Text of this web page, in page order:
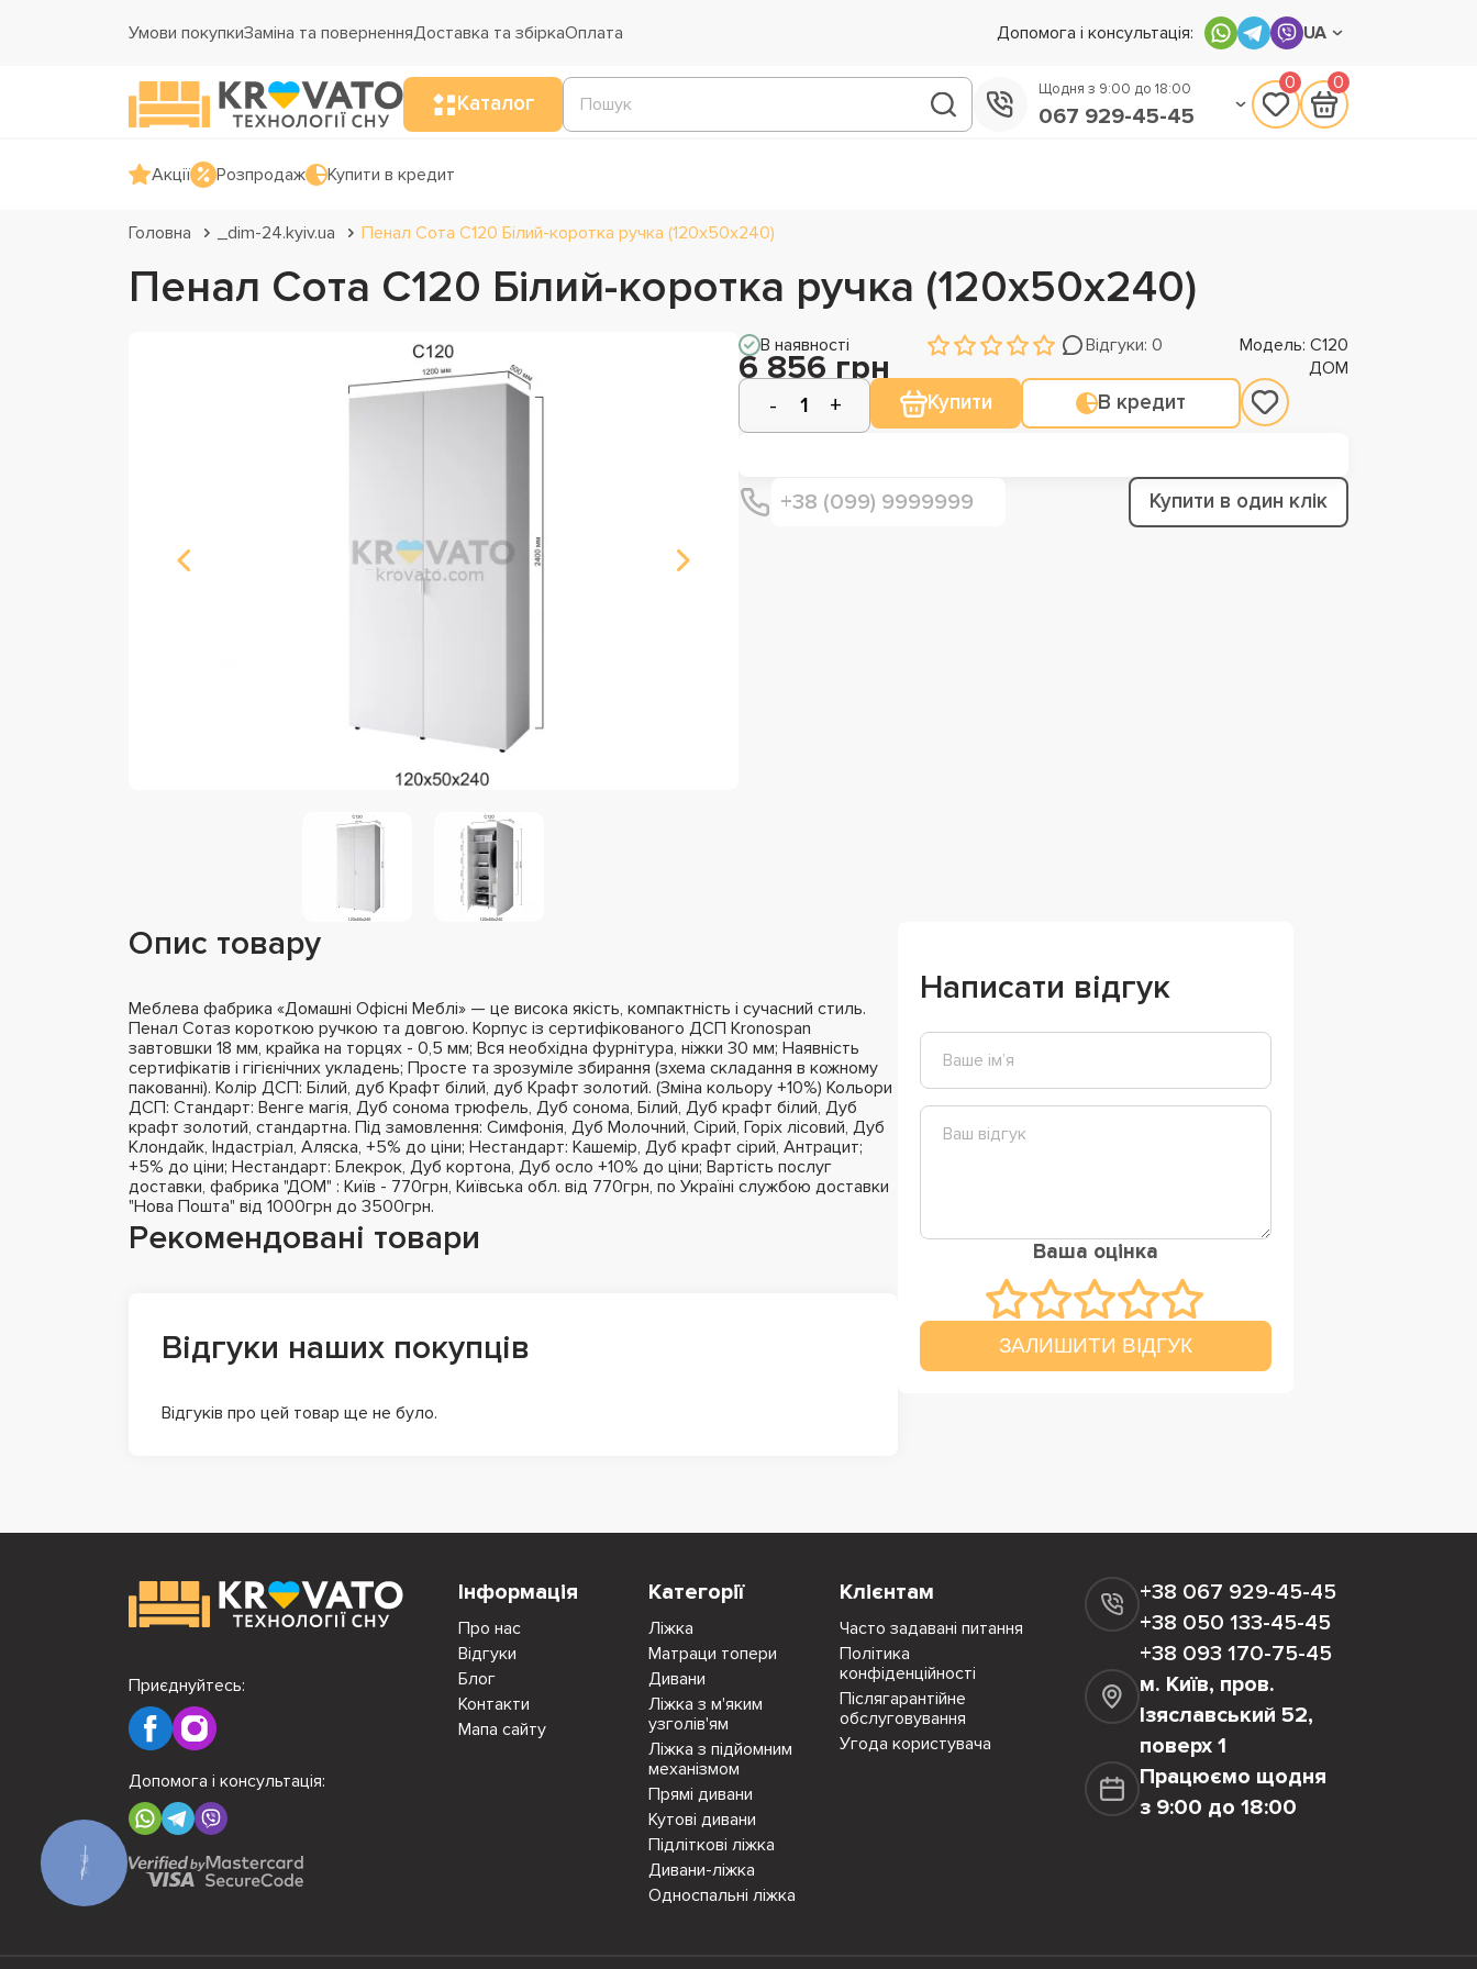
Умови покупкиЗаміна та поверненняДоставка та збіркаОплата Допомога і консультація: UA
Каталог
Щодня з 9:00 до 18:00
067 929-45-45
0 0
Акції Розпродаж Купити в кредит
Головна _dim-24.kyiv.ua Пенал Сота С120 Білий-коротка ручка (120х50х240)
Пенал Сота С120 Білий-коротка ручка (120х50х240)
В наявності Відгуки: 0 Модель: С120
6 856 грн ДОМ
Купити В кредит
Купити в один клік
Опис товару
Меблева фабрика «Домашні Офісні Меблі» — це висока якість, компактність і сучасний стиль.
Пенал Сотаз короткою ручкою та довгою. Корпус із сертифікованого ДСП Kronospan
завтовшки 18 мм, крайка на торцях - 0,5 мм; Вся необхідна фурнітура, ніжки 30 мм; Наявність
сертифікатів і гігієнічних укладень; Просте та зрозуміле збирання (зхема складання в кожному
пакованні). Колір ДСП: Білий, дуб Крафт білий, дуб Крафт золотий. (Зміна кольору +10%) Кольори
ДСП: Стандарт: Венге магія, Дуб сонома трюфель, Дуб сонома, Білий, Дуб крафт білий, Дуб
крафт золотий, стандартна. Під замовлення: Симфонія, Дуб Молочний, Сірий, Горіх лісовий, Дуб
Клондайк, Індастріал, Аляска, +5% до ціни; Нестандарт: Кашемір, Дуб крафт сірий, Антрацит;
+5% до ціни; Нестандарт: Блекрок, Дуб кортона, Дуб осло +10% до ціни; Вартість послуг
доставки, фабрика "ДОМ" : Київ - 770грн, Київська обл. від 770грн, по Україні службою доставки
"Нова Пошта" від 1000грн до 3500грн.
Рекомендовані товари
Відгуки наших покупців
Відгуків про цей товар ще не було.
Написати відгук
Ваша оцінка
ЗАЛИШИТИ ВІДГУК
Інформація
Про нас
Відгуки
Блог
Контакти
Мапа сайту
Категорії
Ліжка
Матраци топери
Дивани
Ліжка з м'яким
узголів'ям
Ліжка з підйомним
механізмом
Прямі дивани
Кутові дивани
Підліткові ліжка
Дивани-ліжка
Односпальні ліжка
Клієнтам
Часто задавані питання
Політика
конфіденційності
Післягарантійне
обслуговування
Угода користувача
+38 067 929-45-45
+38 050 133-45-45
+38 093 170-75-45
м. Київ, пров.
Ізяславський 52,
поверх 1
Працюємо щодня
з 9:00 до 18:00
Приєднуйтесь:
Допомога і консультація:
КНОПКА
ЗВ'ЯЗКУ